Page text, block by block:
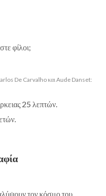
φίλοι;
De Carvalho και Aude Danset:
25 λεπτών.
τον κόσμο του